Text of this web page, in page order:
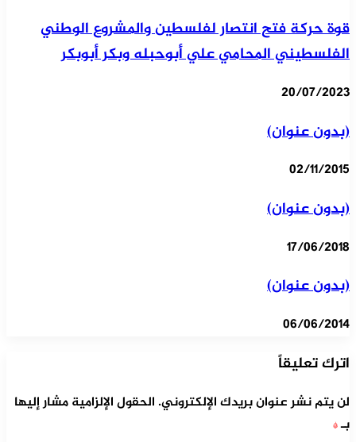
قوة حركة فتح انتصار لفلسطين والمشروع الوطني
الفلسطيني المحامي علي أبوحبله وبكر أبوبكر
20/07/2023
(بدون عنوان)
02/11/2015
(بدون عنوان)
17/06/2018
(بدون عنوان)
06/06/2014
اترك تعليقاً
لن يتم نشر عنوان بريدك الإلكتروني. الحقول الإلزامية مشار إليها
بـ*